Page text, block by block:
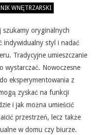
WNĘTRZARSKI
szukamy oryginalnych
indywidualny styl i nadać
Tradycyjne umieszczanie
wystarczać. Nowoczesne
eksperymentowania z
zyskać na funkcji
i jak można umieścić
przestrzeń, lecz także
w domu czy biurze.